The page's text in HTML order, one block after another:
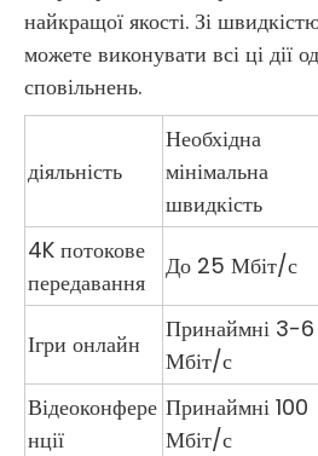
найкращої якості. Зі
можете виконувати всі ці дії
сповільнень.
діяльність
Необхідна
мінімальна
швидкість
4K потокове
передавання
До 25 Мбіт/с
Ігри онлайн
Принаймні 3-6
Мбіт/с
Відеоконфере
нції
Принаймні 100
Мбіт/с